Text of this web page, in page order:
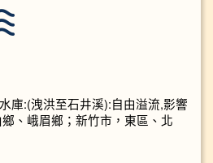
庫:(洩洪至石井溪):自由溢流,影響
、峨眉鄉；新竹市，東區、北